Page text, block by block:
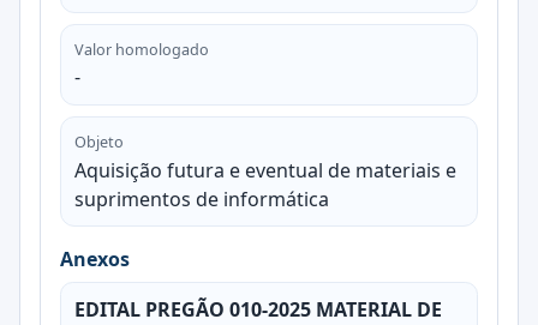
Valor homologado
-
Objeto
Aquisição futura e eventual de materiais e
suprimentos de informática
Anexos
EDITAL PREGÃO 010-2025 MATERIAL DE